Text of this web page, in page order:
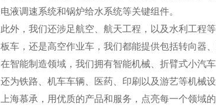
电液调速系统和锅炉给水系统等关键组件。
此外，我们还涉足航空、航天工程，以及水利工程
板车，还是高空作业车，我们都能提供包括转向器
在智能制造领域，我们拥有智能机械、折臂式小汽
还为铁路、机车车辆、医药、印刷以及游艺等机械
上海慕承，用优质的产品和服务，点亮每一个领域的